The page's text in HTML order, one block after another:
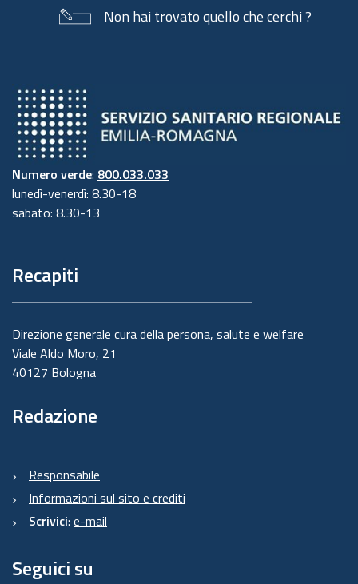
Non hai trovato quello che cerchi ?
Numero verde: 800.033.033
lunedì-venerdì: 8.30-18
sabato: 8.30-13
Recapiti
Direzione generale cura della persona, salute e welfare
Viale Aldo Moro, 21
40127 Bologna
Redazione
Responsabile
Informazioni sul sito e crediti
Scrivici: e-mail
Seguici su